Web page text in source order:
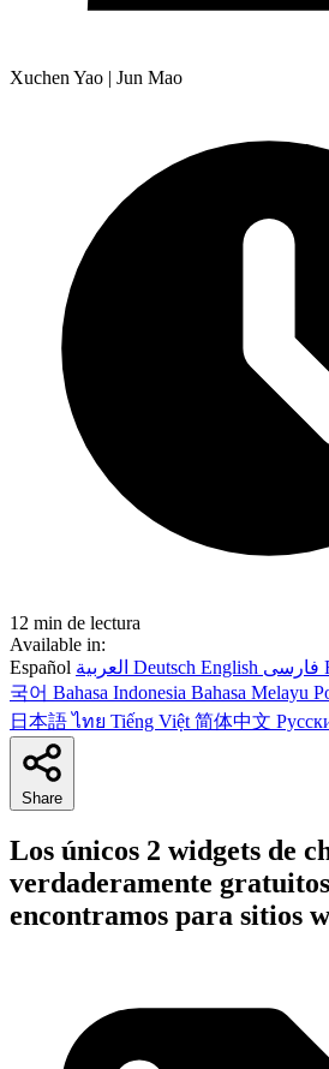
Xuchen Yao | Jun Mao
12 min de lectura
Available in:
Español
Deutsch English
국어 Bahasa Indonesia Bahasa Melayu
日本語ไทย Tiếng Việt 简体中文
Share
Los únicos 2 widgets de
verdaderamente
encontramos para sitios